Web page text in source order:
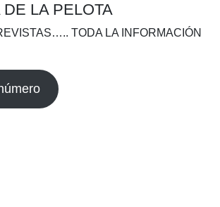
LA PELOTA
TODA LA INFORMACIÓN